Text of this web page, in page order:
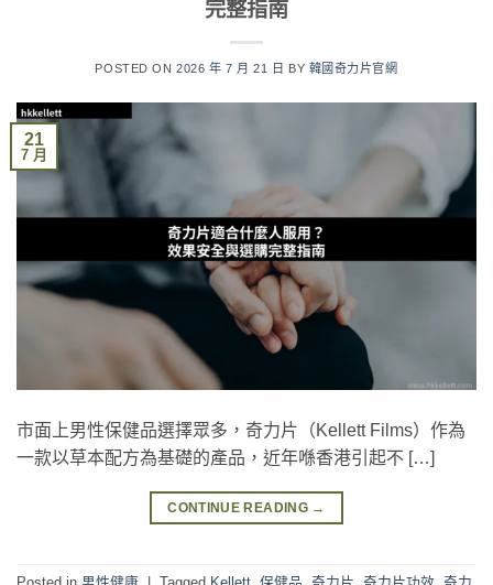
完整指南
POSTED ON2026 年 7 月 21 日 BY 韓國奇力片官網
21
7 月
市面上男性保健品選擇眾多，奇力片（Kellett Films）作為
一款以草本配方為基礎的產品，近年喺香港引起不 […]
CONTINUE READING →